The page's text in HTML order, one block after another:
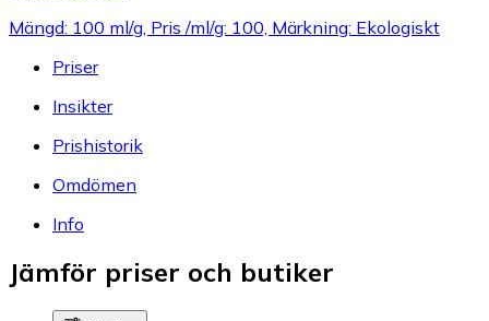
Mängd: 100 ml/g, Pris /ml/g: 100, Märkning: Ekologiskt
Priser
Insikter
Prishistorik
Omdömen
Info
Jämför priser och butiker